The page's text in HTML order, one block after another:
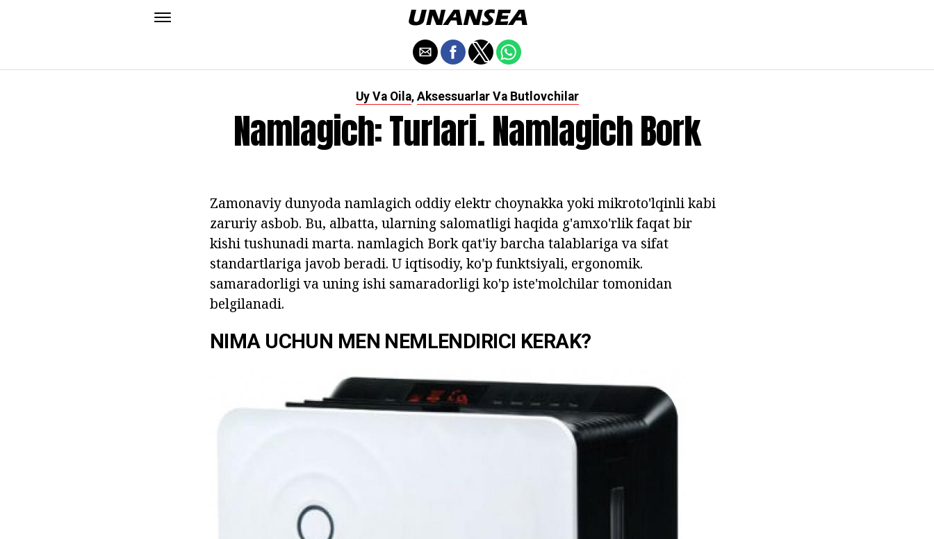
Uy Va Oila, Aksessuarlar Va Butlovchilar
Namlagich: Turlari. Namlagich Bork
Zamonaviy dunyoda namlagich oddiy elektr choynakka yoki mikroto'lqinli kabi
zaruriy asbob. Bu, albatta, ularning salomatligi haqida g'amxo'rlik faqat bir
kishi tushunadi marta. namlagich Bork qat'iy barcha talablariga va sifat
standartlariga javob beradi. U iqtisodiy, ko'p funktsiyali, ergonomik.
samaradorligi va uning ishi samaradorligi ko'p iste'molchilar tomonidan
belgilanadi.
NIMA UCHUN MEN NEMLENDIRICI KERAK?